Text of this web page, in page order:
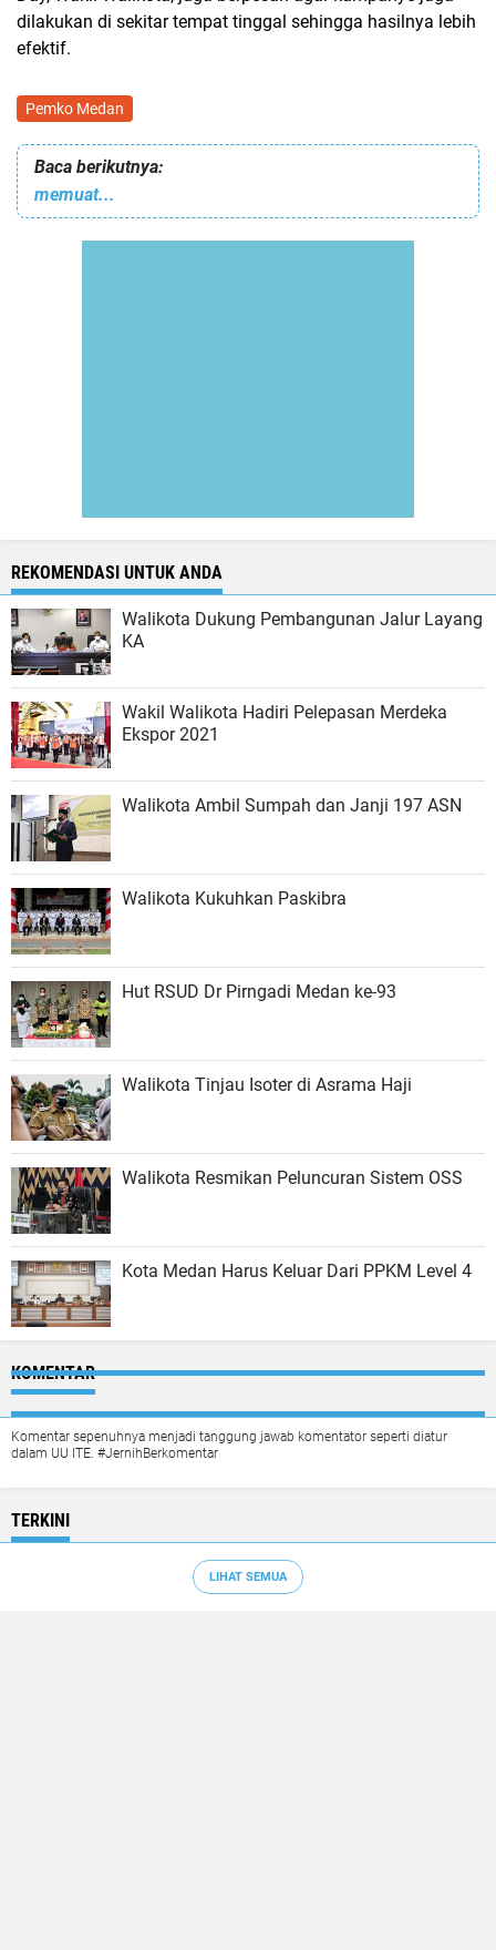
dilakukan di sekitar tempat tinggal sehingga hasilnya lebih
efektif.
Pemko Medan
Baca berikutnya:
memuat...
REKOMENDASI UNTUK ANDA
Walikota Dukung Pembangunan Jalur Layang
KA
Wakil Walikota Hadiri Pelepasan Merdeka
Ekspor 2021
Walikota Ambil Sumpah dan Janji 197 ASN
Walikota Kukuhkan Paskibra
Hut RSUD Dr Pirngadi Medan ke-93
Walikota Tinjau Isoter di Asrama Haji
Walikota Resmikan Peluncuran Sistem OSS
Kota Medan Harus Keluar Dari PPKM Level 4
KOMENTAR
Komentar sepenuhnya menjadi tanggung jawab komentator seperti diatur
dalam UU ITE. #JernihBerkomentar
TERKINI
LIHAT SEMUA